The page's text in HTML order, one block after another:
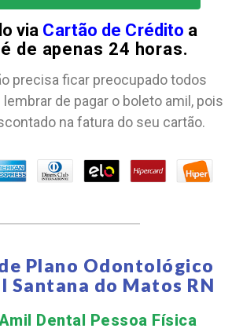
via Cartão de Crédito a
de apenas 24 horas.
precisa ficar preocupado todos
de pagar o boleto amil, pois
na fatura do seu cartão.
Plano Odontológico
Santana do Matos RN
Dental Pessoa Física​